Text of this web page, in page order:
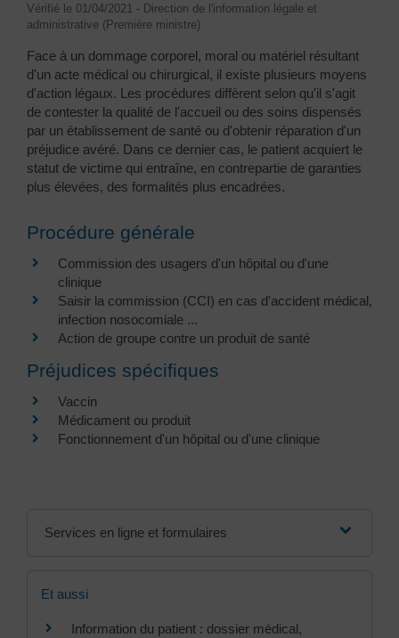
Vérifié le 01/04/2021 - Direction de l'information légale et
administrative (Première ministre)
Face à un dommage corporel, moral ou matériel résultant
d'un acte médical ou chirurgical, il existe plusieurs moyens
d'action légaux. Les procédures diffèrent selon qu'il s'agit
de contester la qualité de l'accueil ou des soins dispensés
par un établissement de santé ou d'obtenir réparation d'un
préjudice avéré. Dans ce dernier cas, le patient acquiert le
statut de victime qui entraîne, en contrepartie de garanties
plus élevées, des formalités plus encadrées.
Procédure générale
Commission des usagers d'un hôpital ou d'une
clinique
Saisir la commission (CCI) en cas d'accident médical,
infection nosocomiale ...
Action de groupe contre un produit de santé
Préjudices spécifiques
Vaccin
Médicament ou produit
Fonctionnement d'un hôpital ou d'une clinique
Services en ligne et formulaires
Et aussi
Information du patient : dossier médical,